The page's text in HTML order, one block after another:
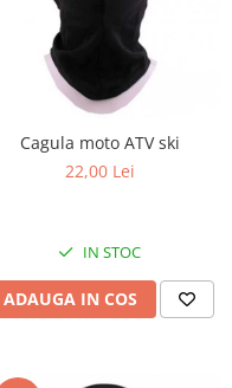
Cagula moto ATV ski
22,00 Lei
IN STOC
ADAUGA IN COS